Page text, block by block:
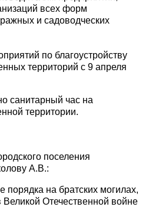
всех форм
и садоводческих
по благоустройству
территорий с 9 апреля
санитарный час на
территории.
поселения
А.В.:
порядка на братских могилах,
Отечественной войне